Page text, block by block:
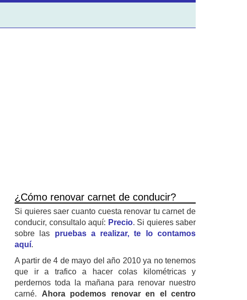
¿Cómo renovar carnet de conducir?
Si quieres saer cuanto cuesta renovar tu carnet de
conducir, consultalo aquí: Precio. Si quieres saber
sobre las pruebas a realizar, te lo contamos
aquí.
A partir de 4 de mayo del año 2010 ya no tenemos
que ir a trafico a hacer colas kilométricas y
perdernos toda la mañana para renovar nuestro
carné. Ahora podemos renovar en el centro